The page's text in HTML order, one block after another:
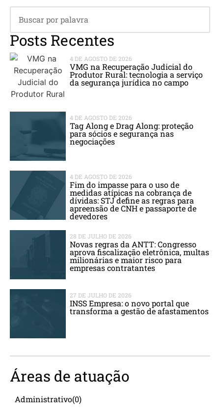
Posts Recentes
4 DE AGOSTO DE 2026
VMG na Recuperação Judicial do
Produtor Rural: tecnologia a serviço
da segurança jurídica no campo
4 DE AGOSTO DE 2026
Tag Along e Drag Along: proteção
para sócios e segurança nas
negociações
4 DE AGOSTO DE 2026
Fim do impasse para o uso de
medidas atípicas na cobrança de
dívidas: STJ define as regras para
apreensão de CNH e passaporte de
devedores
28 DE JULHO DE 2026
Novas regras da ANTT: Congresso
aprova fiscalização eletrônica, multas
milionárias e maior risco para
empresas contratantes
27 DE JULHO DE 2026
INSS Empresa: o novo portal que
transforma a gestão de afastamentos
Áreas de atuação
Administrativo(0)